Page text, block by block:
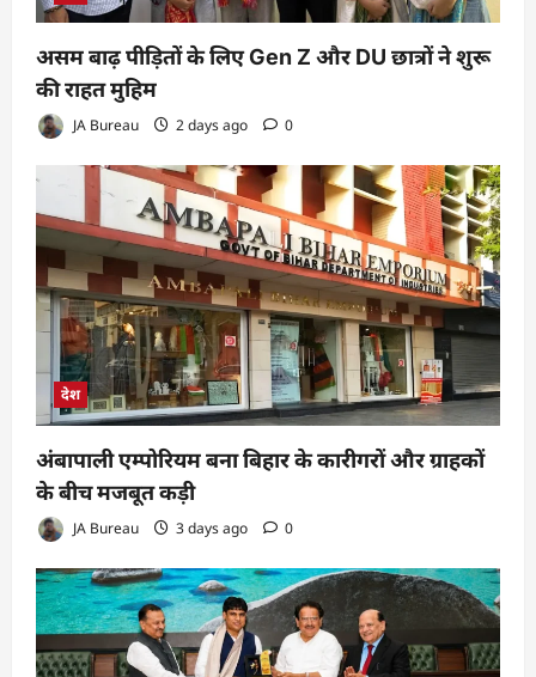
असम बाढ़ पीड़ितों के लिए Gen Z और DU छात्रों ने शुरू
की राहत मुहिम
JA Bureau 2 days ago 0
देश
अंबापाली एम्पोरियम बना बिहार के कारीगरों और ग्राहकों
के बीच मजबूत कड़ी
JA Bureau 3 days ago 0